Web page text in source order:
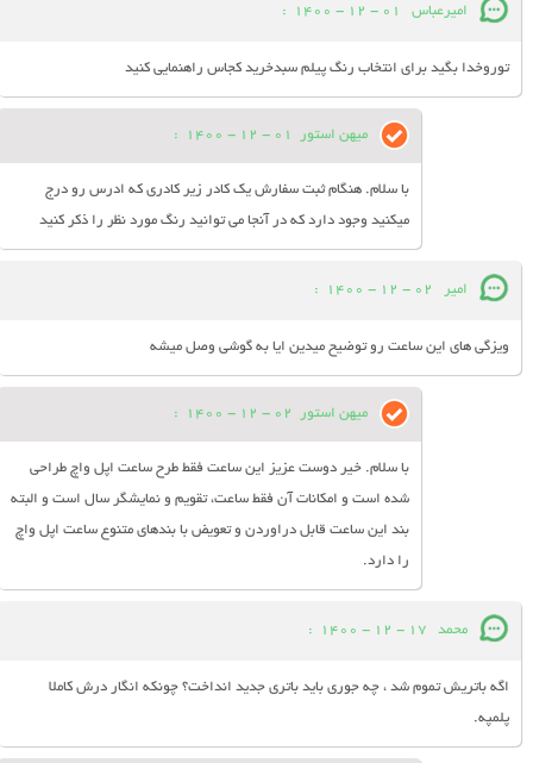
امیرعباس 01 - 12 - 1400
:
توروخدا بگید برای انتخاب رنگ پیلم سبدخرید کجاس راهنمایی کنید
میهن استور 01 - 12 - 1400
:
با سلام. هنگام ثبت سفارش یک کادر زیر کادری که ادرس رو درج
میکنید وجود دارد که در آنجا می توانید رنگ مورد نظر را ذکر کنید
امیر 02 - 12 - 1400
:
ویزگی های این ساعت رو توضیح میدین ایا به گوشی وصل میشه
میهن استور 02 - 12 - 1400
:
با سلام. خیر دوست عزیز این ساعت فقط طرح ساعت اپل واچ طراحی
شده است و امکانات آن فقط ساعت، تقویم و نمایشگر سال است و البته
بند این ساعت قابل دراوردن و تعویض با بندهای متنوع ساعت اپل واچ
را دارد.
محمد 17 - 12 - 1400
:
اگه باتریش تموم شد ، چه جوری باید باتری جدید انداخت؟ چونکه انگار درش کاملا
پلمپه.